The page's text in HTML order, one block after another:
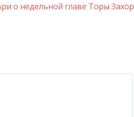
о недельной главе Торы Захор